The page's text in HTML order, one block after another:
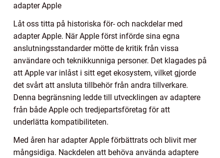
adapter Apple
Låt oss titta på historiska för- och nackdelar med
adapter Apple. När Apple först införde sina egna
anslutningsstandarder mötte de kritik från vissa
användare och teknikkunniga personer. Det klagades på
att Apple var inlåst i sitt eget ekosystem, vilket gjorde
det svårt att ansluta tillbehör från andra tillverkare.
Denna begränsning ledde till utvecklingen av adaptere
från både Apple och tredjepartsföretag för att
underlätta kompatibiliteten.
Med åren har adapter Apple förbättrats och blivit mer
mångsidiga. Nackdelen att behöva använda adaptere